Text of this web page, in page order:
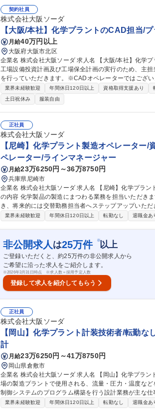
契約社員
株式会社大阪ソーダ
【大阪/本社】化学プラントのCAD担当
月給40万円以上
大阪府大阪市北区
企業名 株式会社大阪ソーダ 求人名 【大阪/本社】化学プラントのCAD担当／プライム上場 ※嘱託契約 仕事の内容
工場設備投資計画及び工場保全計画の実行のため、主
を行っていただきます。※CADオペレーターではございません。 (1)AUTOCADによるプラント
画図の作成 (2)手書き図面、素案のＣＡＤ化業務 (3)既
力補助） 募集職種 【大阪/本社】化学プラントの
業界未経験歓迎 年間休日120日以上 資格取得支援あり
土日祝休み
服装自由
正社員
株式会社大阪ソーダ
【尼崎】化学プラント製造オペレーター
ペレーター/ラインマネージャー
月給23万6250円～36万8750円
兵庫県尼崎市
企業名 株式会社大阪ソーダ 求人名 【尼崎】化学プラント製造オペレーター/資格取得支援制度あり/転勤なし 仕事
の内容 化学製品の製造にまつわる業務を担当いただき
き、将来的には交替勤務担当者へステップアップいた
【常昼勤務】 工場内設備の点検・整備、原料受入、製
ト製造オペレーター/資格取得支援制度あり/転勤なし
業界未経験歓迎 年間休日120日以上 転勤なし 退職金あ
非公開求人 は25万件 ※以上
ご登録いただくと、約25万件の非公開求人から
ご希望に沿った求人をご紹介します。
※2026年3月31日時点 ※求人数＝採用予定人数
登録して求人を紹介してもらう
正社員
株式会社大阪ソーダ
【岡山】化学プラント計装技術者/転勤
計
月給23万6250円～41万8750円
岡山県倉敷市
企業名 株式会社大阪ソーダ 求人名 【岡山】化学プラント計装技術者/転勤なし/マイカー通勤可 仕事の内容 水島工
場の製造プラントで使用される、流量・圧力・温度な
制御システムのプログラム構築を行う設計業務が主な仕事です。 これら計装機器の保守点検や更
計画立案、現場での工事監督など、施工管理業務も担
業界未経験歓迎 年間休日120日以上 転勤なし 退職金あ